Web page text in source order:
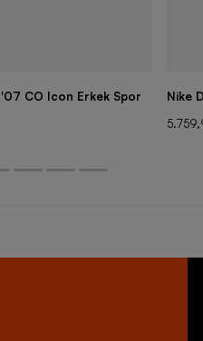
CO Icon Erkek Spor
Nike